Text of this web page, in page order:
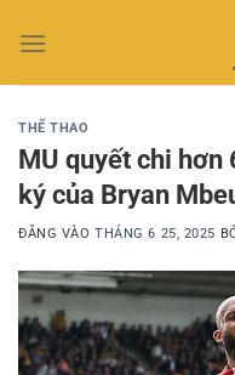
qua
THỂ THAO
MU quyết chi hơn
ký của Bryan
ĐĂNG VÀOTHÁNG 6 25, 2025